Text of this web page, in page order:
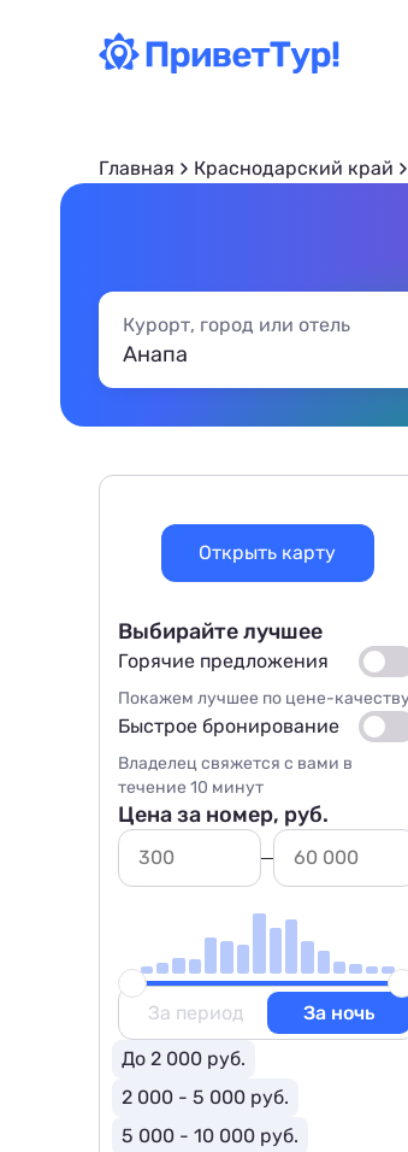
Главная Краснодарский край
Курорт, город или отель
Открыть карту
Выбирайте лучшее
Горячие предложения
Покажем лучшее по цене-качеству
Быстрое бронирование
Владелец свяжется с вами в
течение 10 минут
Цена за номер, руб.
За период
За ночь
До 2 000 руб.
2 000 - 5 000 руб.
5 000 - 10 000 руб.